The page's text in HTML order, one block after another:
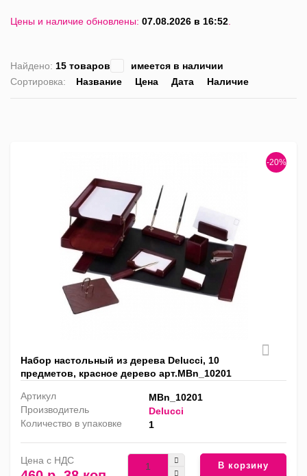
Цены и наличие обновлены: 07.08.2026 в 16:52.
Найдено: 15 товаров
имеется в наличии
Сортировка:
Название Цена Дата Наличие
-20%
Набор настольный из дерева Delucci, 10
предметов, красное дерево арт.MBn_10201
Артикул
MBn_10201
Производитель
Delucci
Количество в упаковке
1
Цена с НДС В корзину